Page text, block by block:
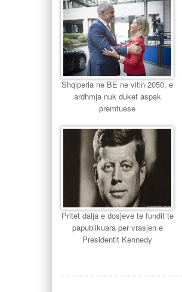
Shqiperia ne BE ne vitin 2050, e
ardhmja nuk duket aspak
premtuese
Pritet dalja e dosjeve te fundit te
papublikuara per vrasjen e
Presidentit Kennedy